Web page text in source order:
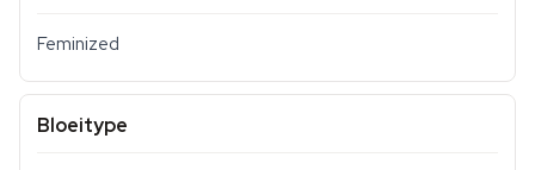
Feminized
Bloeitype